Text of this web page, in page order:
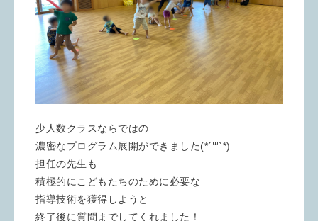
少人数クラスならではの
濃密なプログラム展開ができました(*ˊ꒳ˋ*)
担任の先生も
積極的にこどもたちのために必要な
指導技術を獲得しようと
終了後に質問までしてくれました！